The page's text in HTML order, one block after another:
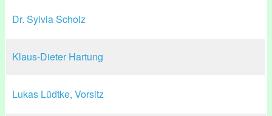
Dr. Sylvia Scholz
Klaus-Dieter Hartung
Lukas Lüdtke, Vorsitz